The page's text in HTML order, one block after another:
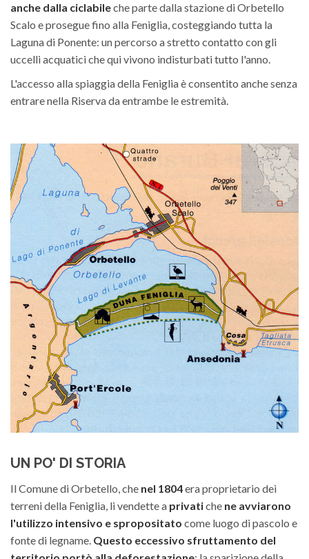
anche dalla ciclabileche parte dalla stazione di Orbetello
Scalo e prosegue fino alla Feniglia, costeggiando tutta la
Laguna di Ponente: un percorso a stretto contatto con gli
uccelli acquatici che qui vivono indisturbati tutto l'anno.
L'accesso alla spiaggia della Feniglia è consentito anche senza
entrare nella Riserva da entrambe le estremità.
UN PO' DI STORIA
Il Comune di Orbetello, che nel 1804era proprietario dei
terreni della Feniglia, li vendette a privatiche ne avviarono
l'utilizzo intensivo e spropositato come luogo di pascolo e
fonte di legname. Questo eccessivo sfruttamento del